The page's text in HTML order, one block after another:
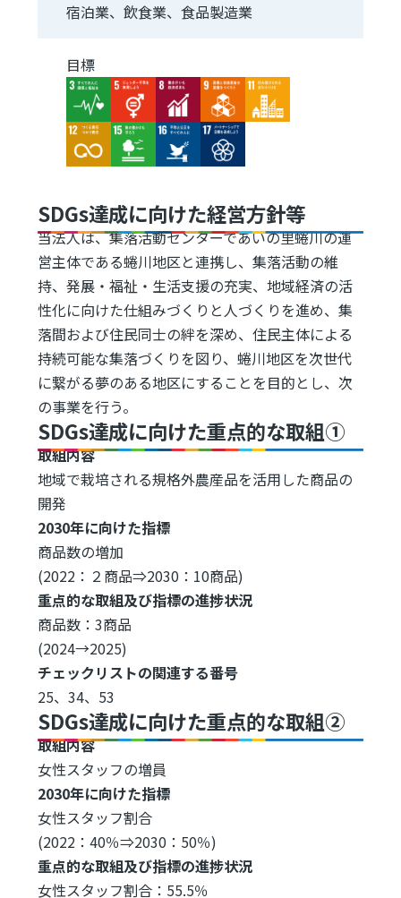
宿泊業、飲食業、食品製造業
目標
Image
Image Image Image Image
Image Image Image Image
SDGs達成に向けた経営方針等
当法人は、集落活動センターであいの里蜷川の運
営主体である蜷川地区と連携し、集落活動の維
持、発展・福祉・生活支援の充実、地域経済の活
性化に向けた仕組みづくりと人づくりを進め、集
落間および住民同士の絆を深め、住民主体による
持続可能な集落づくりを図り、蜷川地区を次世代
に繋がる夢のある地区にすることを目的とし、次
の事業を行う。
SDGs達成に向けた重点的な取組①
取組内容
地域で栽培される規格外農産品を活用した商品の
開発
2030年に向けた指標
商品数の増加
(2022：２商品⇒2030：10商品)
重点的な取組及び指標の進捗状況
商品数：3商品
(2024→2025)
チェックリストの関連する番号
25、34、53
SDGs達成に向けた重点的な取組②
取組内容
女性スタッフの増員
2030年に向けた指標
女性スタッフ割合
(2022：40％⇒2030：50％)
重点的な取組及び指標の進捗状況
女性スタッフ割合：55.5％